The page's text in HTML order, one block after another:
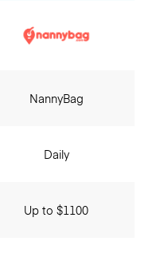
NannyBag
Daily
Up to $1100